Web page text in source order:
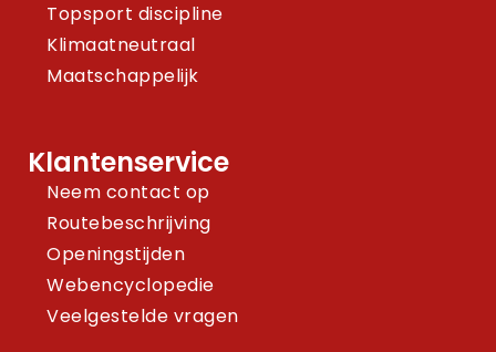
Topsport discipline
Klimaatneutraal
Maatschappelijk
Klantenservice
Neem contact op
Routebeschrijving
Openingstijden
Webencyclopedie
Veelgestelde vragen